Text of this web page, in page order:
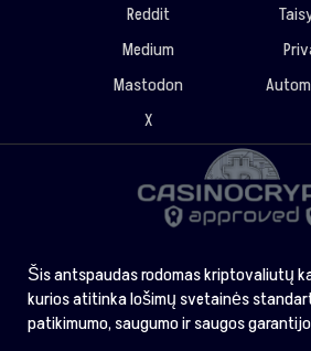
Reddit
Medium
Mastodon
X
Šis antspaudas rodomas kriptovaliutų
kurios atitinka lošimų svetainės
patikimumo, saugumo ir saugos